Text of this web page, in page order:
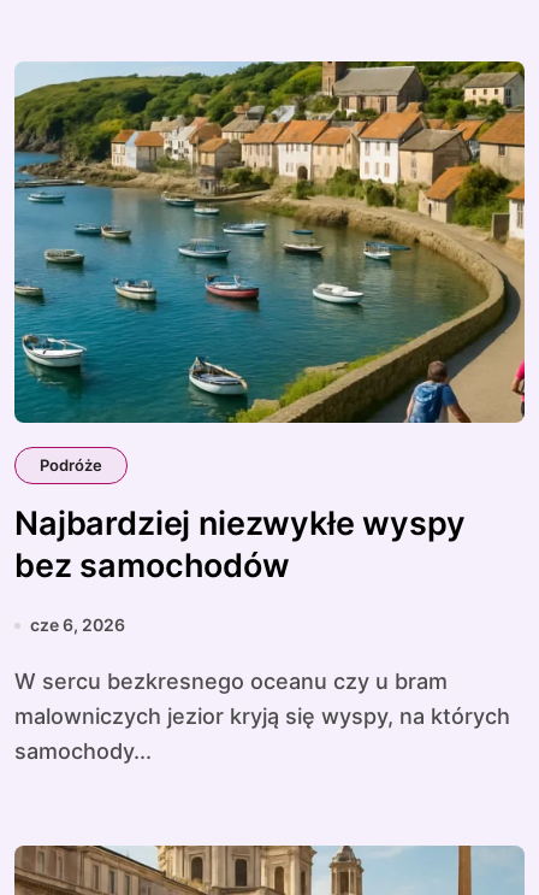
Podróże
Najbardziej niezwykłe wyspy
bez samochodów
cze 6, 2026
W sercu bezkresnego oceanu czy u bram
malowniczych jezior kryją się wyspy, na których
samochody...